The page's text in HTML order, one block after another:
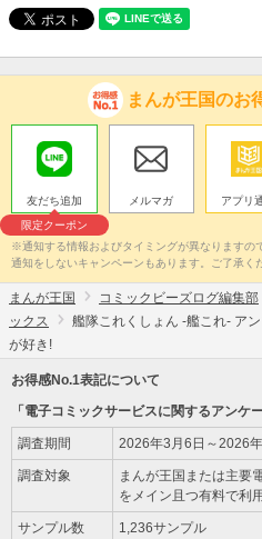
まんが王国のお
友だち追加
限定クーポン
メルマガ アプリ
※通知する情報およびタイミングが異なります
通知をしないキャンペーンもあります。ご了承く
まんが王国 コミックビーズログ編集部
ックス
艦隊これくしょん -艦これ- ア
が好き!
お得感No.1表記について
「電子コミックサービスに関するアンケー
調査期間 2026年3月6日～2026
調査対象
まんが王国または主要
をメイン且つ有料で利
サンプル数 1,236サンプル